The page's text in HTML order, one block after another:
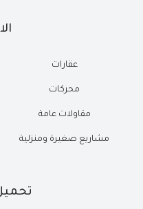
عقارات
محركات
مقاولات عامة
مشاريع صغيرة ومنزلية